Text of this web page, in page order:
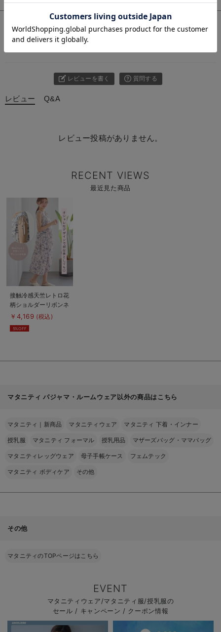
レビューを書く 質問する
レビュー Q&A
レビュー投稿がありません。
RECENT VIEWS
最近見た商品
を
商
品
詳
細
を
見
る
接触冷感天竺レトロ花
柄ショルダーリボンネ
グリジェ マタニテ
ィ・授乳パジャマ
【出産後も長く使え
ズマダム）
￥4,169 (税込)
5%OFF
マタニティ パジャマ・ルームウェア以外の商品はこちら
マタニティ｜新商品 マタニティウェア マタニティ 下着・インナー
授乳服 マタニティ フォーマル 授乳用品 マザーズバッグ・ママバッグ
マタニティレッグウェア 母子手帳ケース フェムテック
マタニティ ボディケア その他
その他
マタニティのTOPページはこちら
EVENT
マタニティウェア/マタニティ服/授乳服の
セール / キャンペーン / クーポン情報
お気に入り商品を確認する